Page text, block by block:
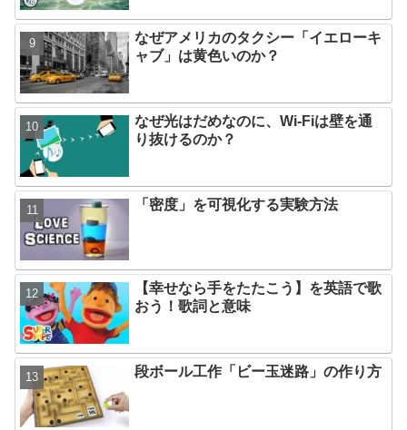
なぜアメリカのタクシー「イエローキ
ャブ」は黄色いのか？
なぜ光はだめなのに、Wi-Fiは壁を通
り抜けるのか？
「密度」を可視化する実験方法
【幸せなら手をたたこう】を英語で歌
おう！歌詞と意味
段ボール工作「ビー玉迷路」の作り方